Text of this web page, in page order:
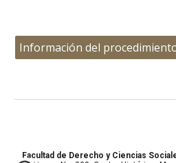
Facultad de Derecho y Ciencias